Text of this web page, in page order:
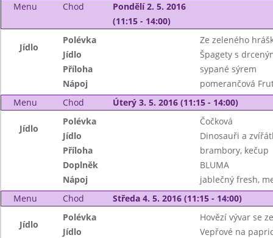
Menu Chod
Pondělí 2. 5. 2016
(11:15 - 14:00)
Jídlo
Polévka
Ze zeleného
Jídlo
Špagety s
Příloha
sypané sýrem
Nápoj
pomerančová
Menu
Chod Úterý 3. 5. 2016 (11:15 - 14:00)
Jídlo
Polévka
Čočková
Jídlo
Dinosauři a
Příloha
brambory, kečup
Doplněk
BLUMA
Nápoj
jablečný fresh,
Menu
Chod Středa 4. 5. 2016 (11:15 - 14:00)
Jídlo
Polévka
Hovězí vývar se
Jídlo
Vepřové na